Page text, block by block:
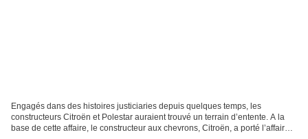
Engagés dans des histoires justiciaries depuis quelques temps, les
constructeurs Citroën et Polestar auraient trouvé un terrain d’entente. A la
base de cette affaire, le constructeur aux chevrons, Citroën, a porté l’affaire